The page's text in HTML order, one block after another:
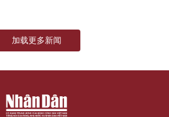
旅游
史海
加载更多新闻